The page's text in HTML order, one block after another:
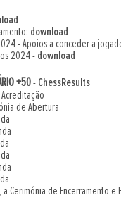
download
- Apoios a conceder a
2024 - download
+50- ChessResults
de Abertura
Cerimónia de Encerramento e